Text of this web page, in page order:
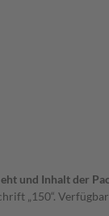
und Inhalt der
„150“.